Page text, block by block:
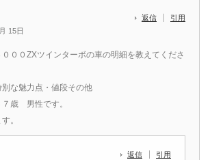
15日
返信 引用
００ZXツインターボの車の明細を教えてくださ
な魅力点・値段その他
７歳 男性です。
。
返信 引用